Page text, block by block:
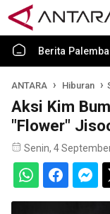
Berita
ANTARA Hiburan
Aksi Kim
"Flower"
Senin, 4